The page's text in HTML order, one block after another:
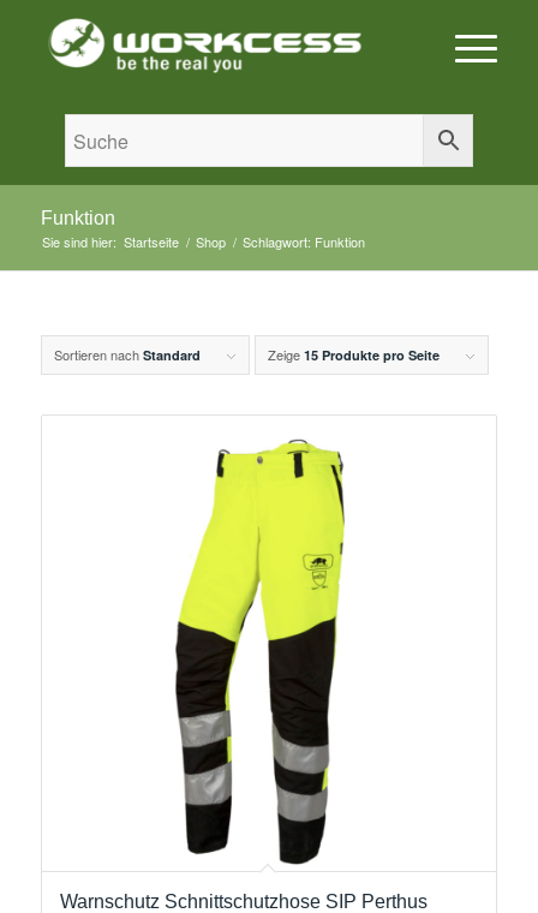
Funktion
Sie sind hier: Startseite / Shop / Schlagwort: Funktion
Sortieren nach Standard Zeige 15 Produkte pro Seite
Warnschutz Schnittschutzhose SIP Perthus